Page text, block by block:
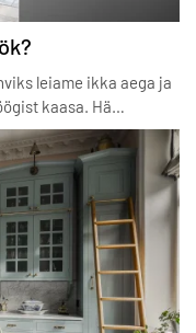
leiame ikka aega ja
kaasa. Hä…